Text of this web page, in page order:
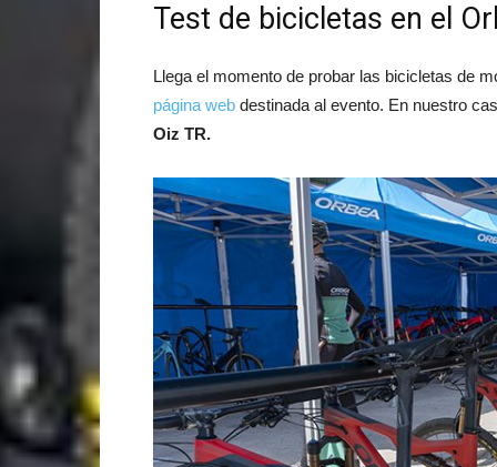
Test de bicicletas en el
Llega el momento de probar las bicicletas de
página web destinada al evento. En nuestro
Oiz TR.